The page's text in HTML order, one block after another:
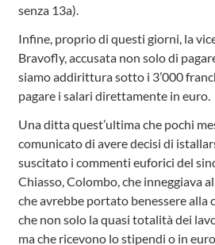
senza 13a).
Infine, proprio di questi giorni, la
Bravofly, accusata non solo di
siamo addirittura sotto i 3’000
pagare i salari direttamente in euro.
Una ditta quest’ultima che pochi
comunicato di avere decisi di
suscitato i commenti euforici del
Chiasso, Colombo, che inneggiava
che avrebbe portato benessere alla
che non solo la quasi totalità dei
ma che ricevono lo stipendi o in